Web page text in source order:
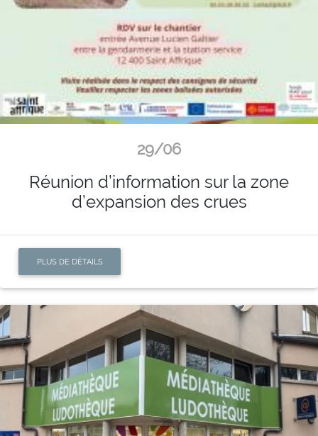
29/06
Réunion d’information sur la zone
d’expansion des crues
PLUS DE DÉTAILS